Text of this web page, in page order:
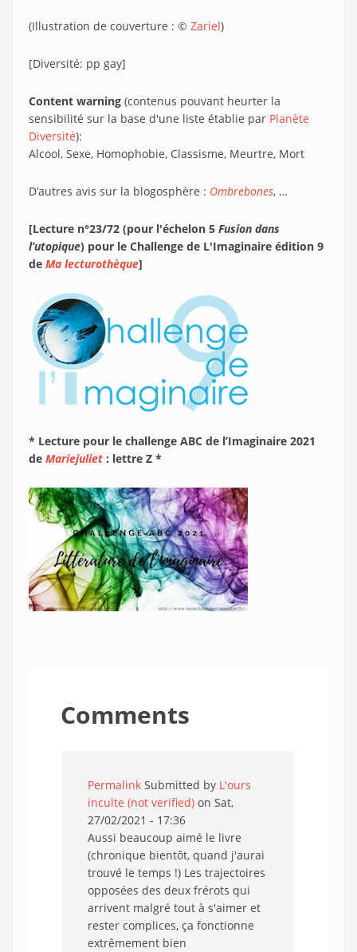
(Illustration de couverture : © Zariel)
[Diversité: pp gay]
Content warning (contenus pouvant heurter la
sensibilité sur la base d'une liste établie par Planète
Diversité):
Alcool, Sexe, Homophobie, Classisme, Meurtre, Mort
D’autres avis sur la blogosphère : Ombrebones, …
[Lecture n°23/72 (pour l'échelon 5 Fusion dans
l’utopique) pour le Challenge de L'Imaginaire édition 9
de Ma lecturothèque]
* Lecture pour le challenge ABC de l’Imaginaire 2021
de Mariejuliet : lettre Z *
Comments
Permalink Submitted by L'ours
inculte (not verified) on Sat,
27/02/2021 - 17:36
Aussi beaucoup aimé le livre
(chronique bientôt, quand j'aurai
trouvé le temps !) Les trajectoires
opposées des deux frérots qui
arrivent malgré tout à s'aimer et
rester complices, ça fonctionne
extrêmement bien